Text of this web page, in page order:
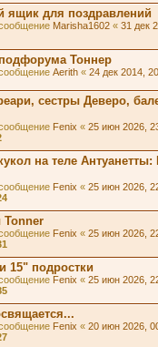
ящик для поздравлений
Marisha1602 « 31 дек
Тоннер
Aerith « 24 дек 2014,
сестры Деверо,
Fenix « 25 июн 2026,
на теле
Fenix « 25 июн 2026,
Fenix « 25 июн 2026,
15" подростки
Fenix « 25 июн 2026,
Fenix « 20 июн 2026,